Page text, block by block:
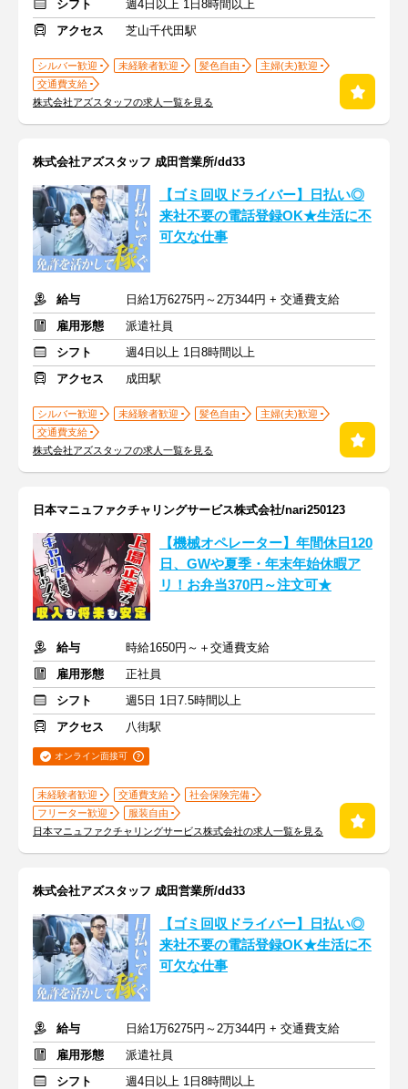
シフト
週4日以上 1日8時間以上
アクセス
芝山千代田駅
シルバー歓迎 未経験者歓迎 髪色自由
主婦(夫)歓迎
交通費支給
株式会社アズスタッフの求人一覧を見る
株式会社アズスタッフ 成田営業所/dd33
【ゴミ回収ドライバー】日払い◎
来社不要の電話登録OK★生活に不
可欠な仕事
給与
日給1万6275円～2万344円 + 交通費支給
雇用形態
派遣社員
シフト
週4日以上 1日8時間以上
アクセス
成田駅
シルバー歓迎 未経験者歓迎 髪色自由
主婦(夫)歓迎
交通費支給
株式会社アズスタッフの求人一覧を見る
日本マニュファクチャリングサービス株式会社/nari250123
【機械オペレーター】年間休日120
日、GWや夏季・年末年始休暇ア
リ！お弁当370円～注文可★
給与
時給1650円～＋交通費支給
雇用形態
正社員
シフト
週5日 1日7.5時間以上
アクセス
八街駅
オンライン面接可
未経験者歓迎 交通費支給
社会保険完備
フリーター歓迎
服装自由
日本マニュファクチャリングサービス株式会社の求人一覧を見る
株式会社アズスタッフ 成田営業所/dd33
【ゴミ回収ドライバー】日払い◎
来社不要の電話登録OK★生活に不
可欠な仕事
給与
日給1万6275円～2万344円 + 交通費支給
雇用形態
派遣社員
シフト
週4日以上 1日8時間以上